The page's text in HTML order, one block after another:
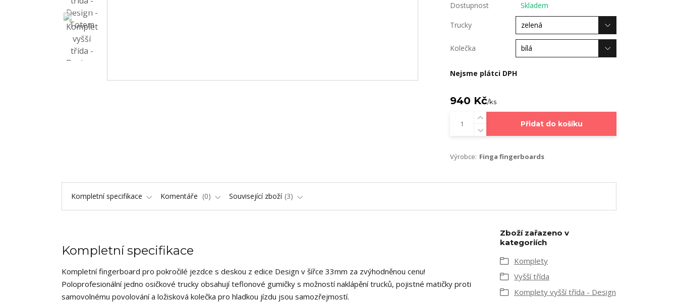
Dostupnost Skladem
Trucky
Kolečka
Nejsme plátci DPH
940 Kč/ks
Přidat do košíku
Výrobce: Finga fingerboards
Kompletní specifikace Komentáře 0 Související zboží 3
Kompletní specifikace
Kompletní fingerboard pro pokročilé jezdce s deskou z edice Design v šířce 33mm za zvýhodněnou cenu!
Poloprofesionální jedno osičkové trucky obsahují teflonové gumičky s možností naklápění trucků, pojistné matičky proti
samovolnému povolování a ložisková kolečka pro hladkou jízdu jsou samozřejmostí.
Zboží zařazeno v
kategoriích
Komplety
Vyšší třída
Komplety vyšší třída - Design